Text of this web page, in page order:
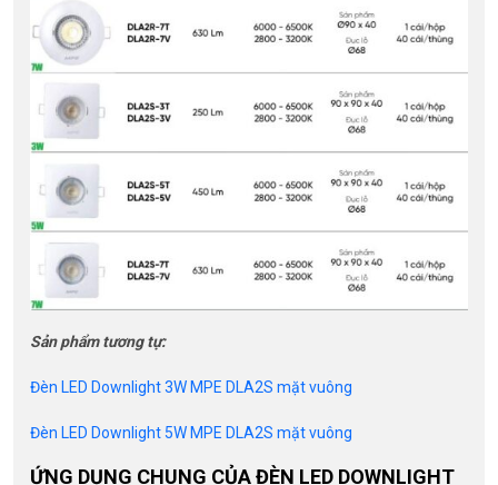
Sản phẩm tương tự:
Đèn LED Downlight 3W MPE DLA2S mặt vuông
Đèn LED Downlight 5W MPE DLA2S mặt vuông
ỨNG DỤNG CHUNG CỦA ĐÈN LED DOWNLIGHT